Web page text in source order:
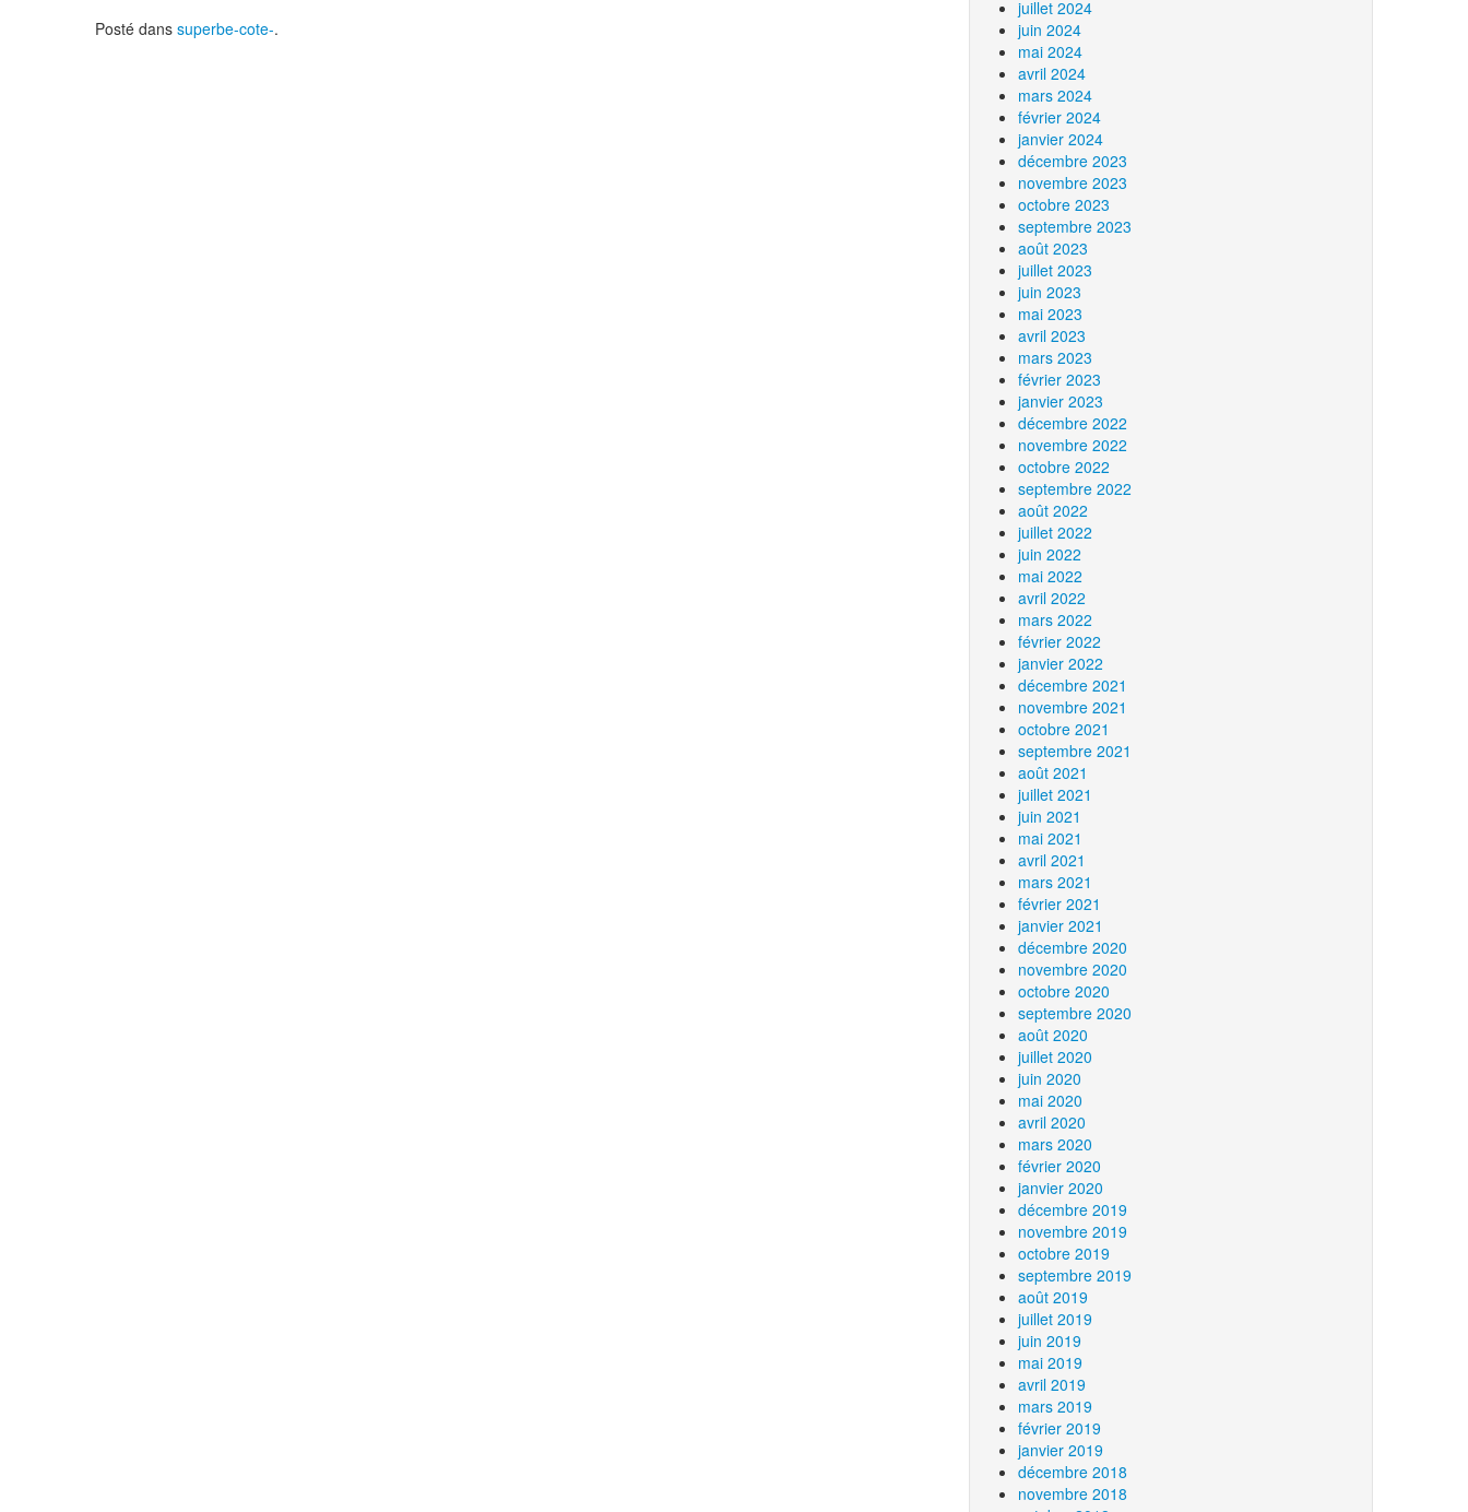
Posté dans superbe-cote-.
juillet 2024
juin 2024
mai 2024
avril 2024
mars 2024
février 2024
janvier 2024
décembre 2023
novembre 2023
octobre 2023
septembre 2023
août 2023
juillet 2023
juin 2023
mai 2023
avril 2023
mars 2023
février 2023
janvier 2023
décembre 2022
novembre 2022
octobre 2022
septembre 2022
août 2022
juillet 2022
juin 2022
mai 2022
avril 2022
mars 2022
février 2022
janvier 2022
décembre 2021
novembre 2021
octobre 2021
septembre 2021
août 2021
juillet 2021
juin 2021
mai 2021
avril 2021
mars 2021
février 2021
janvier 2021
décembre 2020
novembre 2020
octobre 2020
septembre 2020
août 2020
juillet 2020
juin 2020
mai 2020
avril 2020
mars 2020
février 2020
janvier 2020
décembre 2019
novembre 2019
octobre 2019
septembre 2019
août 2019
juillet 2019
juin 2019
mai 2019
avril 2019
mars 2019
février 2019
janvier 2019
décembre 2018
novembre 2018